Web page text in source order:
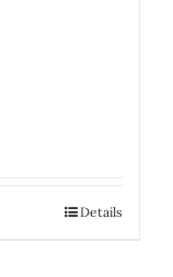
Details